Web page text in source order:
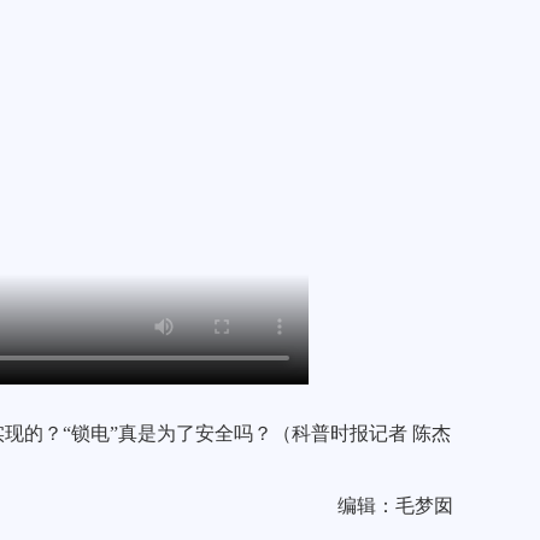
的？“锁电”真是为了安全吗？（科普时报记者 陈杰
编辑：毛梦囡